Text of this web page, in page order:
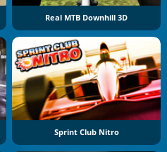
Real MTB Downhill 3D
Sprint Club Nitro